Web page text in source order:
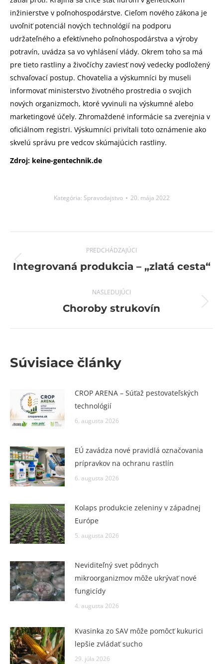
inžinierstve v poľnohospodárstve. Cieľom nového zákona je
uvoľniť potenciál nových technológií na podporu
udržateľného a efektívneho poľnohospodárstva a výroby
potravín, uvádza sa vo vyhlásení vlády. Okrem toho sa má
pre tieto rastliny a živočíchy zaviesť nový vedecky podložený
schvaľovací postup. Chovatelia a výskumníci by museli
informovať ministerstvo životného prostredia o svojich
nových organizmoch, ktoré vyvinuli na výskumné alebo
marketingové účely. Zhromaždené informácie sa zverejnia v
oficiálnom registri. Výskumníci privítali toto oznámenie ako
skvelú správu pre vedcov skúmajúcich rastliny.
Zdroj: keine-gentechnik.de
Kategória: Spravodajstvo 20. mája 2022
navigation
PREDCHÁDZAJÚCI
Previous
Integrovaná produkcia – „zlatá cesta“
NASLEDUJÚCI
Next
Choroby strukovín
Súvisiace články
CROP ARENA – Súťaž pestovateľských
technológií
6. augusta 2026
EÚ zavádza nové pravidlá označovania
prípravkov na ochranu rastlín
6. augusta 2026
Kolaps produkcie zeleniny v západnej
Európe
5. augusta 2026
Neviditeľný svet pôdnych
mikroorganizmov môže ukrývať nové
fungicídy
4. augusta 2026
Kvasinka zo SAV môže pomôcť kukurici
lepšie zvládať sucho
29. júla 2026